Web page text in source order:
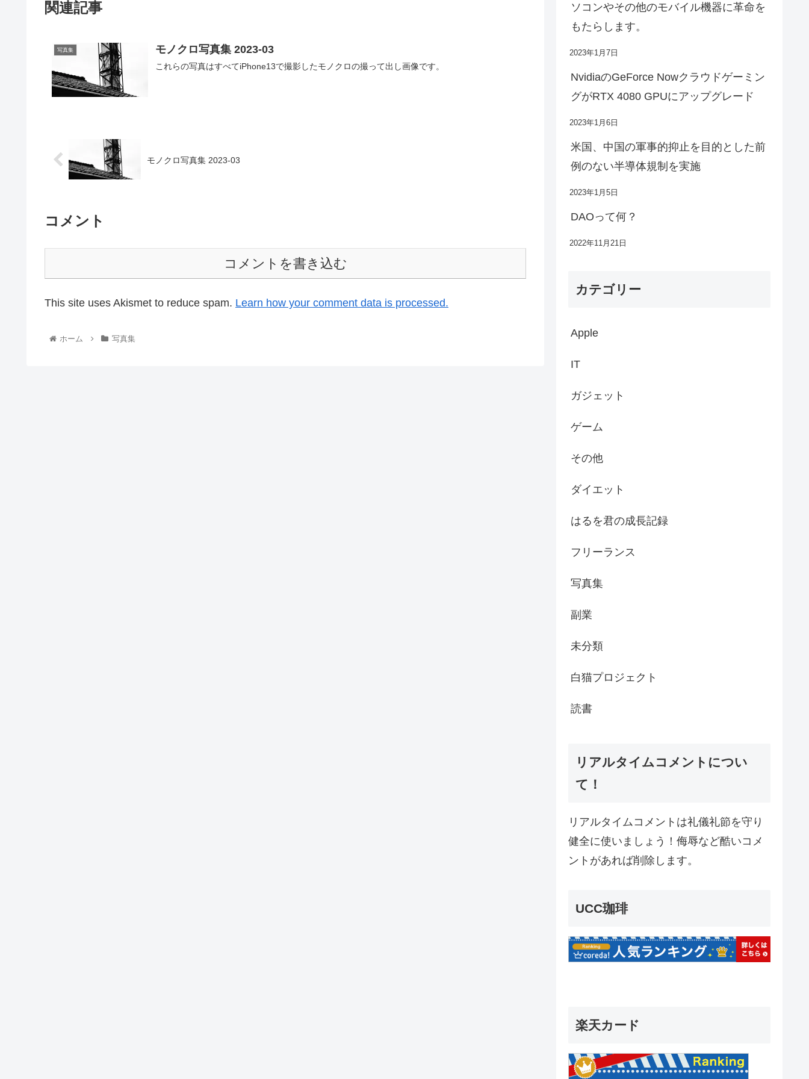
関連記事
写真集 モノクロ写真集 2023-03
これらの写真はすべてiPhone13で撮影したモノクロの撮って出し画像です。
モノクロ写真集 2023-03
コメント
コメントを書き込む
This site uses Akismet to reduce spam. Learn how your comment data is processed.
ホーム 写真集
ソコンやその他のモバイル機器に革命を
もたらします。
2023年1月7日
NvidiaのGeForce Nowクラウドゲーミン
グがRTX 4080 GPUにアップグレード
2023年1月6日
米国、中国の軍事的抑止を目的とした前
例のない半導体規制を実施
2023年1月5日
DAOって何？
2022年11月21日
カテゴリー
Apple
IT
ガジェット
ゲーム
その他
ダイエット
はるを君の成長記録
フリーランス
写真集
副業
未分類
白猫プロジェクト
読書
リアルタイムコメントについ
て！
リアルタイムコメントは礼儀礼節を守り
健全に使いましょう！侮辱など酷いコメ
ントがあれば削除します。
UCC珈琲
楽天カード